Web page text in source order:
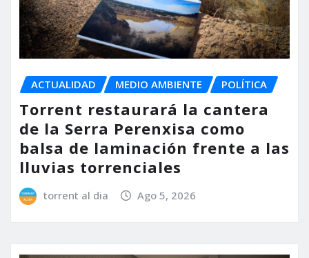
ACTUALIDAD MEDIO AMBIENTE POLÍTICA
Torrent restaurará la cantera
de la Serra Perenxisa como
balsa de laminación frente a las
lluvias torrenciales
torrent al dia Ago 5, 2026